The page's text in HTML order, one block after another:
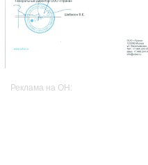
Реклама на OH: